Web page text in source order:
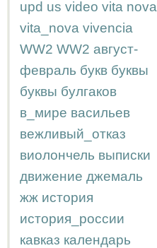
upd us video vita nova
vita_nova vivencia
WW2 WW2 август-
февраль букв буквы
буквы булгаков
в_мире васильев
вежливый_отказ
виолончель выписки
движение джемаль
жж история
история_россии
кавказ календарь